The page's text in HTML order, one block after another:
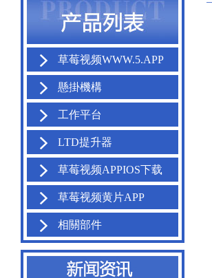
草莓视频WWW.5.APP
懸掛機構
工作平台
LTD提升器
草莓视频APPIOS下载
草莓视频黄片APP
相關部件